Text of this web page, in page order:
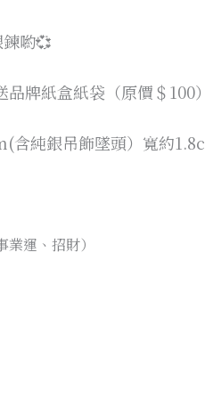
喲💞
品牌紙盒紙袋（原價＄100
含純銀吊飾墜頭）寬約
運、招財）